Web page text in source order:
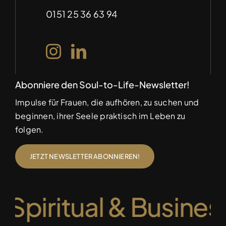
Datenschutz
(auf Anfrage)
0151 25 36 63 94
Abonniere den Soul-to-Life-Newsletter!
Impulse für Frauen, die aufhören, zu suchen und
beginnen, ihrer Seele praktisch im Leben zu
folgen.
JETZT NEWSLETTER ABONNIEREN!
Spiritual &